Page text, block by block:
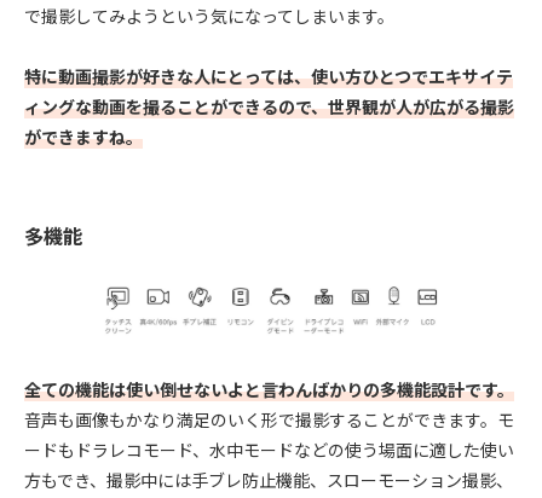
で撮影してみようという気になってしまいます。
特に動画撮影が好きな人にとっては、使い方ひとつでエキサイテ
ィングな動画を撮ることができるので、世界観が人が広がる撮影
ができますね。
多機能
全ての機能は使い倒せないよと言わんばかりの多機能設計です。
音声も画像もかなり満足のいく形で撮影することができます。モ
ードもドラレコモード、水中モードなどの使う場面に適した使い
方もでき、撮影中には手ブレ防止機能、スローモーション撮影、